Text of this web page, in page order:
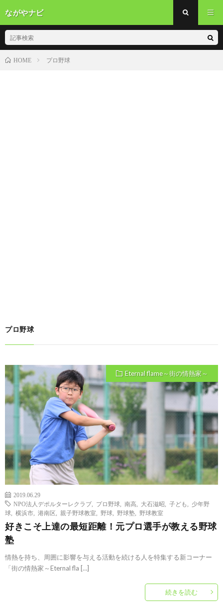
ながやナビ
HOME プロ野球
プロ野球
Eternal flame～街の情熱家～
2019.06.29
NPO法人デポルターレクラブ
プロ野球 南高 大石滋昭 子ども
少年野
球
横浜市 港南区 親子野球教室 野球 野球塾 野球教室
好きこそ上達の最短距離！元プロ選手が教える野球
塾
情熱を持ち、周囲に影響を与える活動を続ける人を特集する新コーナー
「街の情熱家～Eternal fla […]
続きを読む